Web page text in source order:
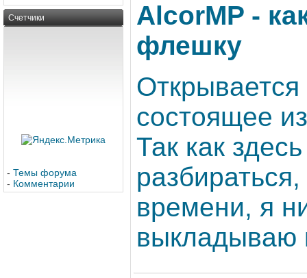
Счетчики
- Темы форума
- Комментарии
AlcorMP -
флешку
Открывается
состоящее
Так как
времени, я
выкладываю